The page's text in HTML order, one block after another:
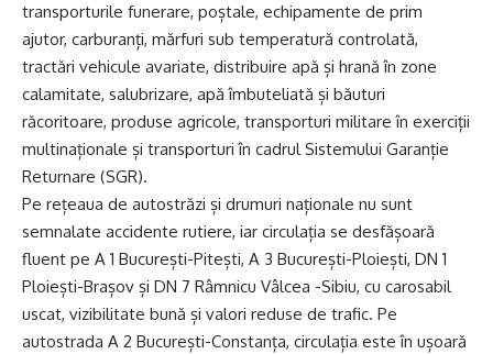
transporturile funerare, poștale, echipamente de prim
ajutor, carburanți, mărfuri sub temperatură controlată,
tractări vehicule avariate, distribuire apă și hrană în zone
calamitate, salubrizare, apă îmbuteliată și băuturi
răcoritoare, produse agricole, transporturi militare în exerciții
multinaționale și transporturi în cadrul Sistemului Garanție
Returnare (SGR).
Pe rețeaua de autostrăzi și drumuri naționale nu sunt
semnalate accidente rutiere, iar circulația se desfășoară
fluent pe A 1 București-Pitești, A 3 București-Ploiești, DN 1
Ploiești-Brașov și DN 7 Râmnicu Vâlcea -Sibiu, cu carosabil
uscat, vizibilitate bună și valori reduse de trafic. Pe
autostrada A 2 București-Constanța, circulația este în ușoară